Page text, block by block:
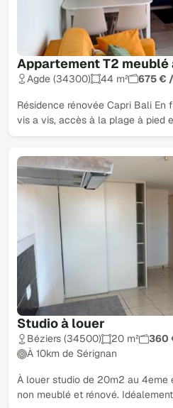
Appartement T2 meublé
Agde (34300) 44 m² 675 €
Résidence rénovée Capri Bali En
vis a vis, accès à la plage à pied
Studio à louer
Béziers (34500) 20 m²
360
À 10km de Sérignan
À louer studio de 20m2 au 4eme
non meublé et rénové.